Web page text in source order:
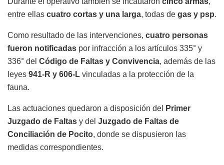
entre ellas cuatro cortas y una larga, todas de gas y psp.
Como resultado de las intervenciones, cuatro personas
fueron notificadas por infracción a los artículos 335° y
336° del Código de Faltas y Convivencia, además de las
leyes 941-R y 606-L vinculadas a la protección de la
fauna.
Las actuaciones quedaron a disposición del
Primer
Juzgado de Faltas y del Juzgado de Faltas de
Conciliación de Pocito, donde se dispusieron las
medidas correspondientes.